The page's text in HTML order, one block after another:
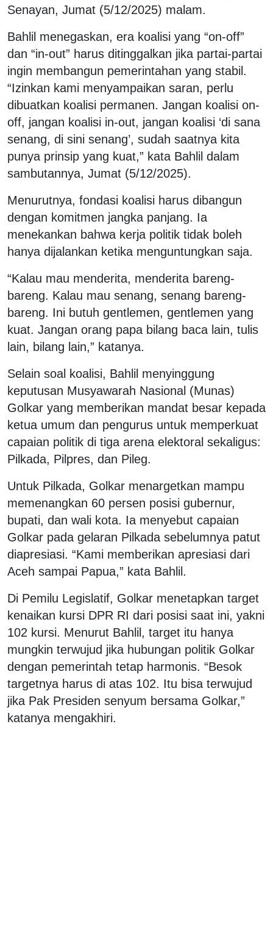
Senayan, Jumat (5/12/2025) malam.
Bahlil menegaskan, era koalisi yang “on-off”
dan “in-out” harus ditinggalkan jika partai-partai
ingin membangun pemerintahan yang stabil.
“Izinkan kami menyampaikan saran, perlu
dibuatkan koalisi permanen. Jangan koalisi on-
off, jangan koalisi in-out, jangan koalisi ‘di sana
senang, di sini senang’, sudah saatnya kita
punya prinsip yang kuat,” kata Bahlil dalam
sambutannya, Jumat (5/12/2025).
Menurutnya, fondasi koalisi harus dibangun
dengan komitmen jangka panjang. Ia
menekankan bahwa kerja politik tidak boleh
hanya dijalankan ketika menguntungkan saja.
“Kalau mau menderita, menderita bareng-
bareng. Kalau mau senang, senang bareng-
bareng. Ini butuh gentlemen, gentlemen yang
kuat. Jangan orang papa bilang baca lain, tulis
lain, bilang lain,” katanya.
Selain soal koalisi, Bahlil menyinggung
keputusan Musyawarah Nasional (Munas)
Golkar yang memberikan mandat besar kepada
ketua umum dan pengurus untuk memperkuat
capaian politik di tiga arena elektoral sekaligus:
Pilkada, Pilpres, dan Pileg.
Untuk Pilkada, Golkar menargetkan mampu
memenangkan 60 persen posisi gubernur,
bupati, dan wali kota. Ia menyebut capaian
Golkar pada gelaran Pilkada sebelumnya patut
diapresiasi. “Kami memberikan apresiasi dari
Aceh sampai Papua,” kata Bahlil.
Di Pemilu Legislatif, Golkar menetapkan target
kenaikan kursi DPR RI dari posisi saat ini, yakni
102 kursi. Menurut Bahlil, target itu hanya
mungkin terwujud jika hubungan politik Golkar
dengan pemerintah tetap harmonis. “Besok
targetnya harus di atas 102. Itu bisa terwujud
jika Pak Presiden senyum bersama Golkar,”
katanya mengakhiri.